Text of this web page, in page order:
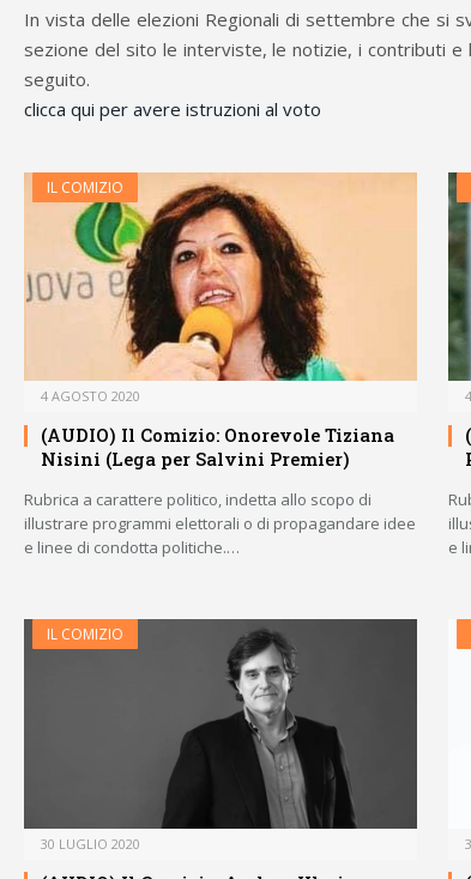
In vista delle elezioni Regionali di settembre che si
sezione del sito le interviste, le notizie, i contributi
seguito.
clicca qui per avere istruzioni al voto
IL COMIZIO
4 AGOSTO 2020
(AUDIO) Il Comizio: Onorevole Tiziana
Nisini (Lega per Salvini Premier)
Rubrica a carattere politico, indetta allo scopo di
illustrare programmi elettorali o di propagandare idee
e linee di condotta politiche.…
e
IL COMIZIO
30 LUGLIO 2020